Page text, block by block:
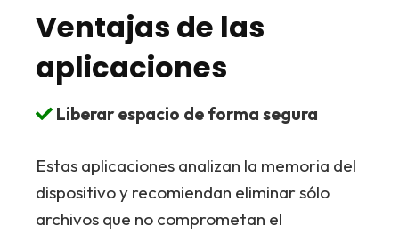
Ventajas de las
aplicaciones
Liberar espacio de forma segura
Estas aplicaciones analizan la memoria del
dispositivo y recomiendan eliminar sólo
archivos que no comprometan el